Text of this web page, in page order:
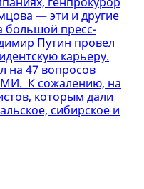
— эти и другие
большой пресс-
Путин провел
карьеру.
на 47 вопросов
К сожалению, на
которым дали
сибирское и